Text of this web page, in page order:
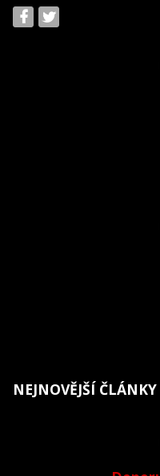
NEJNOVĚJŠÍ ČLÁNKY